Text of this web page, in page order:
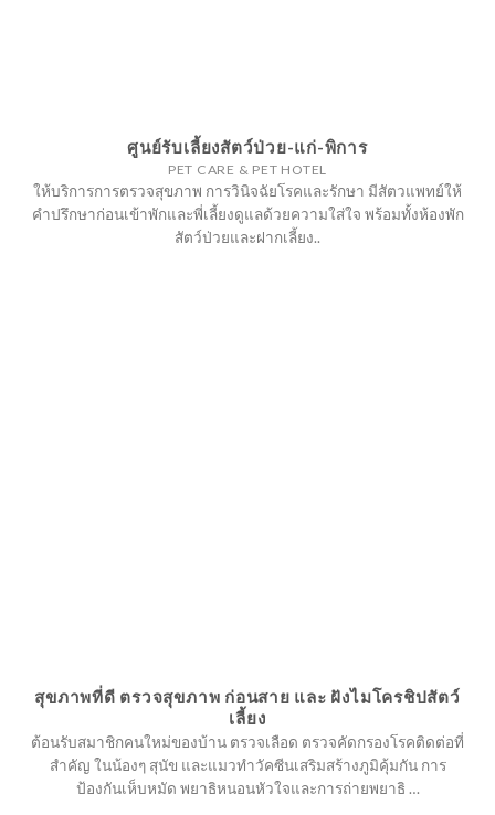
ศูนย์รับเลี้ยงสัตว์ป่วย-แก่-พิการ
PET CARE & PET HOTEL
ให้บริการการตรวจสุขภาพ การวินิจฉัยโรคและรักษา มีสัตวแพทย์ให้
คำปรึกษาก่อนเข้าพักและพี่เลี้ยงดูแลด้วยความใส่ใจ พร้อมทั้งห้องพัก
สัตว์ป่วยและฝากเลี้ยง..
สุขภาพที่ดี ตรวจสุขภาพ ก่อนสาย และ ฝังไมโครชิปสัตว์
เลี้ยง
ต้อนรับสมาชิกคนใหม่ของบ้าน ตรวจเลือด ตรวจคัดกรองโรคติดต่อที่
สำคัญ ในน้องๆ สุนัข และแมวทำวัคซีนเสริมสร้างภูมิคุ้มกัน การ
ป้องกันเห็บหมัด พยาธิหนอนหัวใจและการถ่ายพยาธิ …